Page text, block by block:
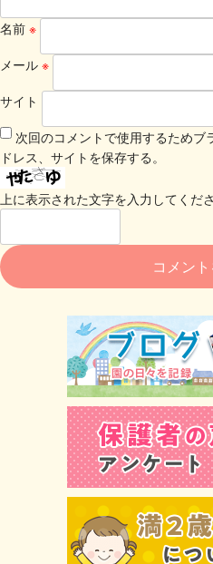
名前 ※
メール ※
サイト
次回のコメントで使用するため
ドレス、サイトを保存する。
上に表示された文字を入力してくださ